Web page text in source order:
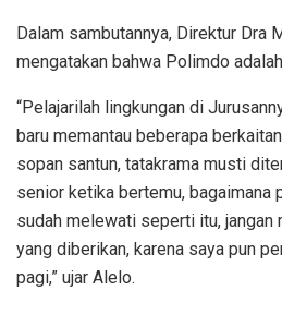
Dalam sambutannya, Direktur Dra
mengatakan bahwa Polimdo
“Pelajarilah lingkungan di
baru memantau beberapa
sopan santun, tatakrama musti
senior ketika bertemu, bagaimana
sudah melewati seperti itu, jangan
yang diberikan, karena saya pun
pagi,” ujar Alelo.